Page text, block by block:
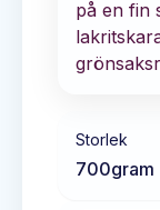
på en fin
Storlek
700gram